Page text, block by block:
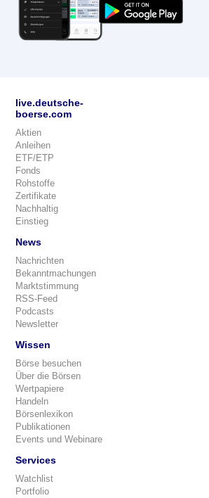
live.deutsche-
boerse.com
Aktien
Anleihen
ETF/ETP
Fonds
Rohstoffe
Zertifikate
Nachhaltig
Einstieg
News
Nachrichten
Bekanntmachungen
Marktstimmung
RSS-Feed
Podcasts
Newsletter
Wissen
Börse besuchen
Über die Börsen
Wertpapiere
Handeln
Börsenlexikon
Publikationen
Events und Webinare
Services
Watchlist
Portfolio